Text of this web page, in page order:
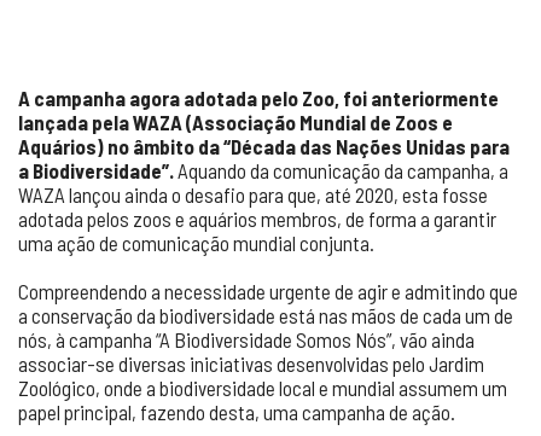
A campanha agora adotada pelo Zoo, foi anteriormente
lançada pela WAZA (Associação Mundial de Zoos e
Aquários) no âmbito da “Década das Nações Unidas para
a Biodiversidade”.Aquando da comunicação da campanha, a
WAZA lançou ainda o desafio para que, até 2020, esta fosse
adotada pelos zoos e aquários membros, de forma a garantir
uma ação de comunicação mundial conjunta.
Compreendendo a necessidade urgente de agir e admitindo que
a conservação da biodiversidade está nas mãos de cada um de
nós, à campanha “A Biodiversidade Somos Nós”, vão ainda
associar-se diversas iniciativas desenvolvidas pelo Jardim
Zoológico, onde a biodiversidade local e mundial assumem um
papel principal, fazendo desta, uma campanha de ação.